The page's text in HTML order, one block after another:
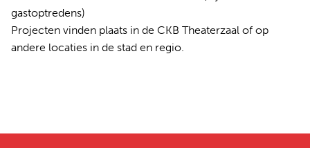
gastoptredens)
Projecten vinden plaats in de CKB Theaterzaal of op
andere locaties in de stad en regio.